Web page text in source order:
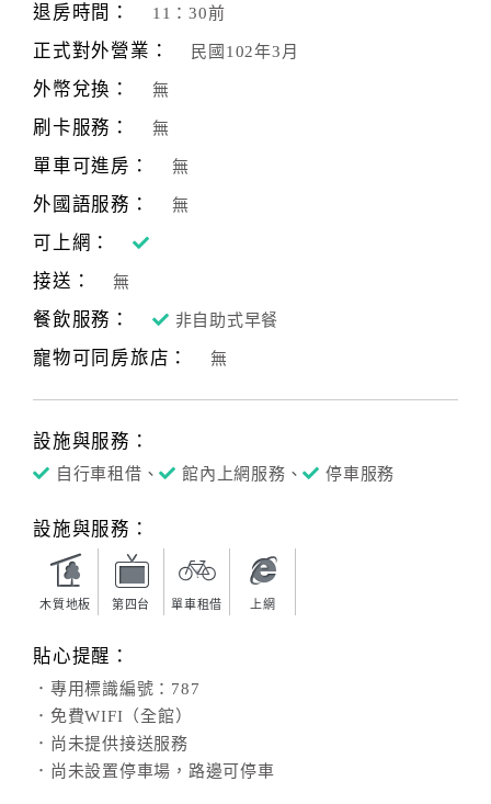
商
品
傳
退房時間： 11：30前
正式對外營業： 民國102年3月
外幣兌換： 無
刷卡服務： 無
單車可進房： 無
外國語服務： 無
可上網：
接送：
無
餐飲服務： 非自助式早餐
寵物可同房旅店： 無
設施與服務：
自行車租借、 館內上網服務、 停車服務
設施與服務：
木質地板 第四台 單車租借 上網
貼心提醒：
．專用標識編號：787
．免費WIFI（全館）
．尚未提供接送服務
．尚未設置停車場，路邊可停車